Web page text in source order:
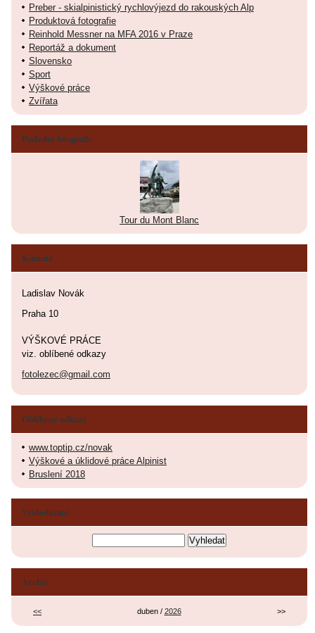
Preber - skialpinistický rychlovýjezd do rakouských Alp
Produktová fotografie
Reinhold Messner na MFA 2016 v Praze
Reportáž a dokument
Slovensko
Sport
Výškové práce
Zvířata
Poslední fotografie
Tour du Mont Blanc
Kontakt
Ladislav Novák
Praha 10
VÝŠKOVÉ PRÁCE
viz. oblíbené odkazy
fotolezec@gmail.com
Oblíbené odkazy
www.toptip.cz/novak
Výškové a úklidové práce Alpinist
Bruslení 2018
Vyhledávání
Archiv
<< duben / 2026 >>